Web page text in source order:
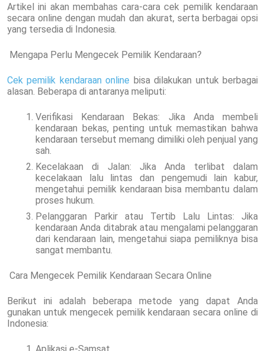
Artikel ini akan membahas cara-cara cek pemilik kendaraan
secara online dengan mudah dan akurat, serta berbagai opsi
yang tersedia di Indonesia.
Mengapa Perlu Mengecek Pemilik Kendaraan?
Cek pemilik kendaraan online bisa dilakukan untuk berbagai
alasan. Beberapa di antaranya meliputi:
Verifikasi Kendaraan Bekas: Jika Anda membeli
kendaraan bekas, penting untuk memastikan bahwa
kendaraan tersebut memang dimiliki oleh penjual yang
sah.
Kecelakaan di Jalan: Jika Anda terlibat dalam
kecelakaan lalu lintas dan pengemudi lain kabur,
mengetahui pemilik kendaraan bisa membantu dalam
proses hukum.
Pelanggaran Parkir atau Tertib Lalu Lintas: Jika
kendaraan Anda ditabrak atau mengalami pelanggaran
dari kendaraan lain, mengetahui siapa pemiliknya bisa
sangat membantu.
Cara Mengecek Pemilik Kendaraan Secara Online
Berikut ini adalah beberapa metode yang dapat Anda
gunakan untuk mengecek pemilik kendaraan secara online di
Indonesia: